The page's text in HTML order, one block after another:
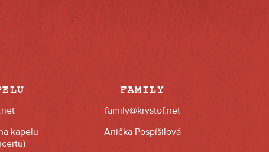
kapelu
FAMILY
family@krystof.net
Anička Pospíšilová